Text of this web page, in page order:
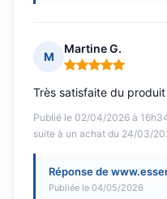
M
Martine G.
Note : 5 sur 5
Publié le 02/04/2026 à
suite à un achat du 24/03/
Très satisfaite du
Réponse de
Publiée le 04/05/2026